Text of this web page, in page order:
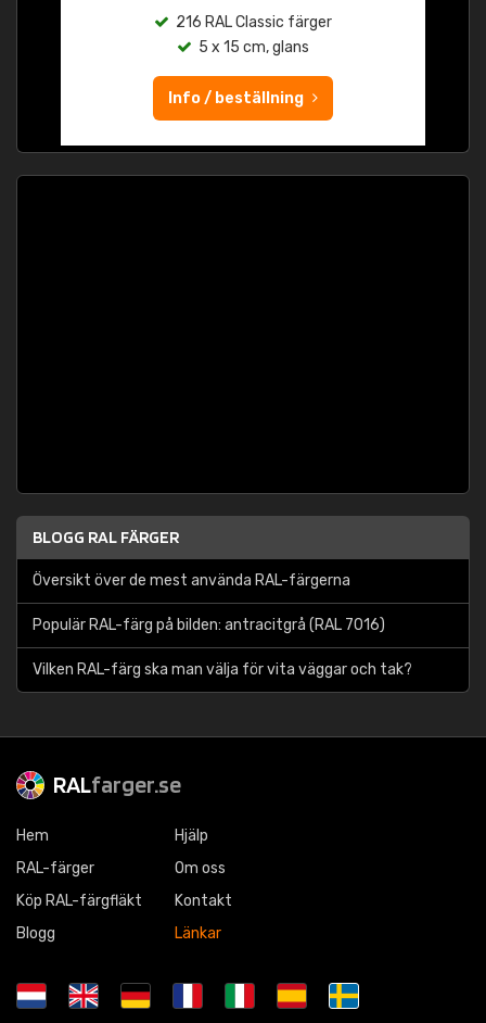
216 RAL Classic färger
5 x 15 cm, glans
Info / beställning
BLOGG RAL FÄRGER
Översikt över de mest använda RAL-färgerna
Populär RAL-färg på bilden: antracitgrå (RAL 7016)
Vilken RAL-färg ska man välja för vita väggar och tak?
RALfarger.se
Hem
RAL-färger
Köp RAL-färgfläkt
Blogg
Hjälp
Om oss
Kontakt
Länkar